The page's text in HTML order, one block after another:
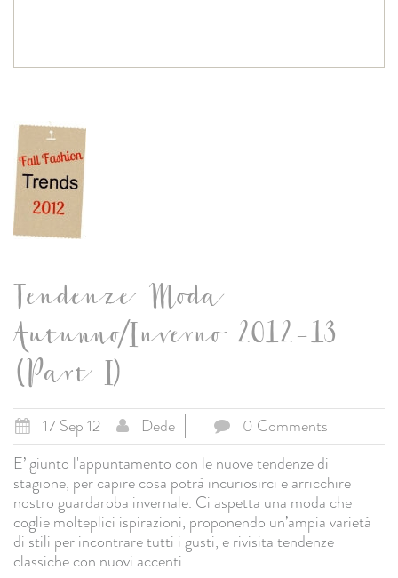
Tendenze Moda
Autunno/Inverno 2012-13
(Part I)
17 Sep 12 Dede
0 Comments
E’ giunto l'appuntamento con le nuove tendenze di
stagione, per capire cosa potrà incuriosirci e arricchire
nostro guardaroba invernale. Ci aspetta una moda che
coglie molteplici ispirazioni, proponendo un’ampia varietà
di stili per incontrare tutti i gusti, e rivisita tendenze
classiche con nuovi accenti. ...